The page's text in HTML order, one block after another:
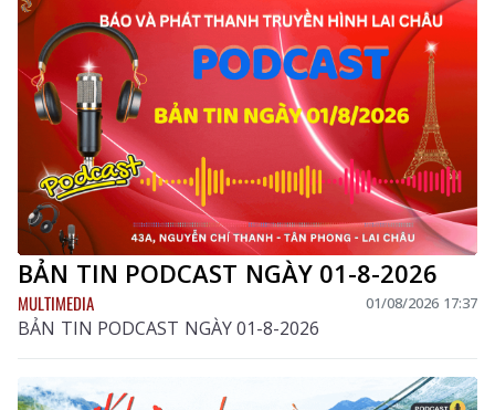
BẢN TIN PODCAST NGÀY 01-8-2026
MULTIMEDIA 01/08/2026 17:37
BẢN TIN PODCAST NGÀY 01-8-2026